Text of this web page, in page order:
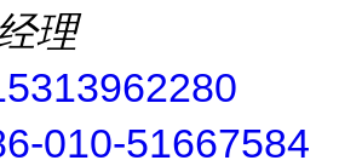
理
010-51667584